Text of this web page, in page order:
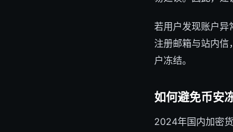
若用户发现账户异
注册邮箱与站内信
户冻结。
如何避免币安
2024年国内加密